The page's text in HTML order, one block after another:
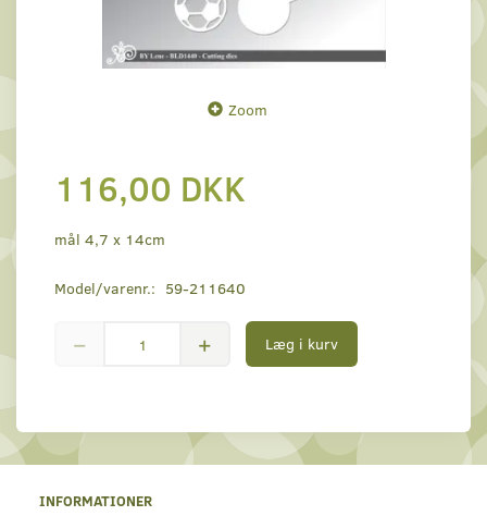
Zoom
116,00 DKK
mål 4,7 x 14cm
Model/varenr.: 59-211640
Læg i kurv
INFORMATIONER